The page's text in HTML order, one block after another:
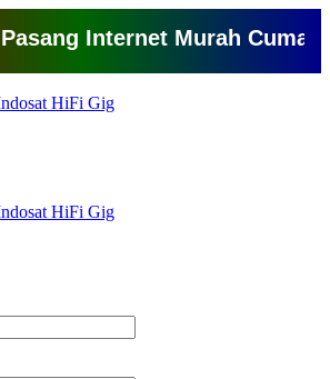
Internet Murah Cuma 150